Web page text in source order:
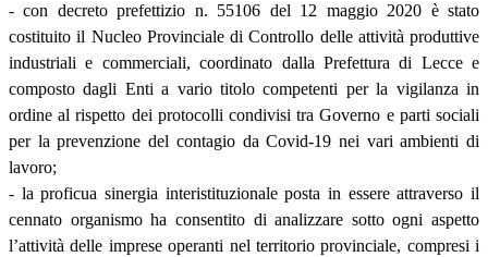
- con decreto prefettizio n. 55106 del 12 maggio 2020 è stato
costituito il Nucleo Provinciale di Controllo delle attività produttive
industriali e commerciali, coordinato dalla Prefettura di Lecce e
composto dagli Enti a vario titolo competenti per la vigilanza in
ordine al rispetto dei protocolli condivisi tra Governo e parti sociali
per la prevenzione del contagio da Covid-19 nei vari ambienti di
lavoro;
- la proficua sinergia interistituzionale posta in essere attraverso il
cennato organismo ha consentito di analizzare sotto ogni aspetto
l’attività delle imprese operanti nel territorio provinciale, compresi i